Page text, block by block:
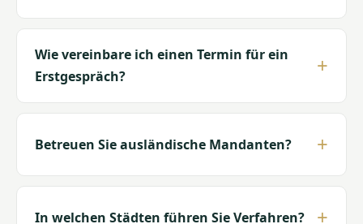
Wie vereinbare ich einen Termin für ein
Erstgespräch?
Betreuen Sie ausländische Mandanten?
In welchen Städten führen Sie Verfahren?